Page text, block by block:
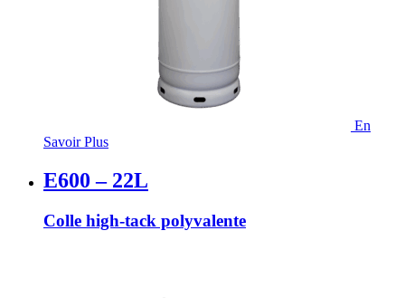
En
Savoir Plus
E600 – 22L
Colle high-tack polyvalente